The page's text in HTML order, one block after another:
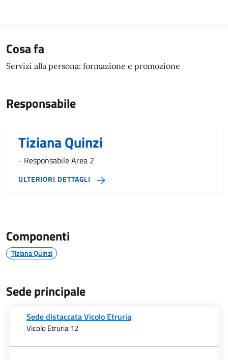
Cosa fa
Servizi alla persona: formazione e promozione
Responsabile
Tiziana Quinzi
- Responsabile Area 2
ULTERIORI DETTAGLI
Componenti
Tiziana Quinzi
Sede principale
Sede distaccata Vicolo Etruria
Vicolo Etruria 12